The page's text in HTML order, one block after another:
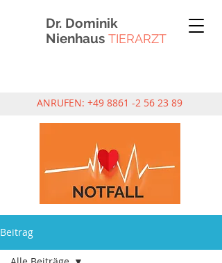
Dr. Dominik
Nienhaus TIERARZT
ANRUFEN: +49 8861 -2 56 23 89
Beitrag